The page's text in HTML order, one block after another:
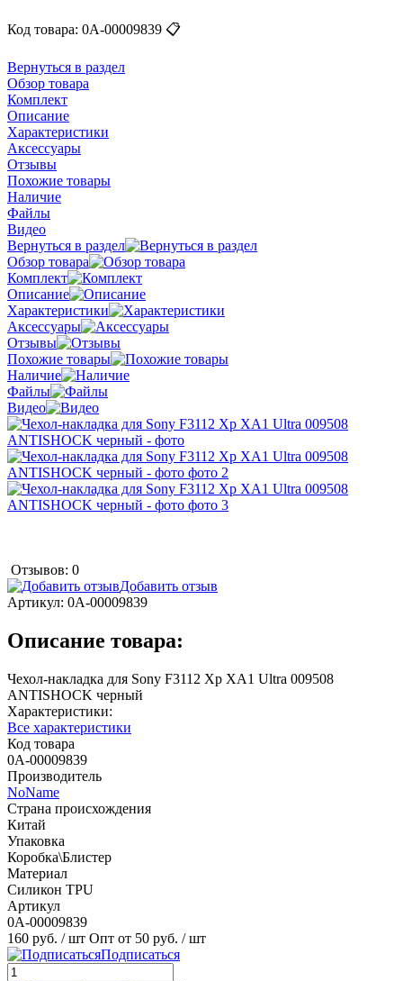
Код товара: 0А-00009839 📋
Вернуться в раздел
Обзор товара
Комплект
Описание
Характеристики
Аксессуары
Отзывы
Похожие товары
Наличие
Файлы
Видео
Вернуться в раздел
Обзор товара
Комплект
Описание
Характеристики
Аксессуары
Отзывы
Похожие товары
Наличие
Файлы
Видео
Отзывов: 0
Добавить отзыв
Артикул: 0А-00009839
Описание товара:
Чехол-накладка для Sony F3112 Xp XA1 Ultra 009508
ANTISHOCK черный
Характеристики:
Все характеристики
Код товара
0А-00009839
Производитель
NoName
Страна происхождения
Китай
Упаковка
Коробка\Блистер
Материал
Силикон TPU
Артикул
0А-00009839
160 руб. / шт Опт от 50 руб. / шт
Подписаться